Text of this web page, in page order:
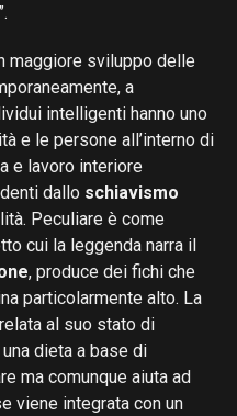
”.
maggiore sviluppo delle
a
intelligenti hanno uno
e le persone all’interno di
e lavoro interiore
dallo schiavismo
Peculiare è come
cui la leggenda narra il
, produce dei fichi che
particolarmente alto. La
al suo stato di
dieta a base di
ma comunque aiuta ad
viene integrata con un